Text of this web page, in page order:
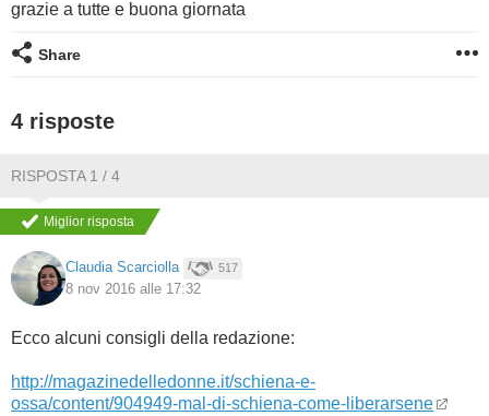
SESSO
BAMBINO
DIETA
GUIDE
FORUM
grazie a tutte e buona giornata
Share
4 risposte
RISPOSTA 1 / 4
Miglior risposta
Claudia Scarciolla 517
8 nov 2016 alle 17:32
Ecco alcuni consigli della redazione:
http://magazinedelledonne.it/schiena-e-
ossa/content/904949-mal-di-schiena-come-liberarsene